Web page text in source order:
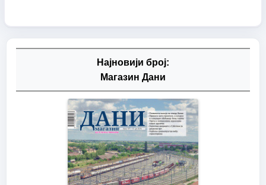
Најновији број:
Магазин Дани